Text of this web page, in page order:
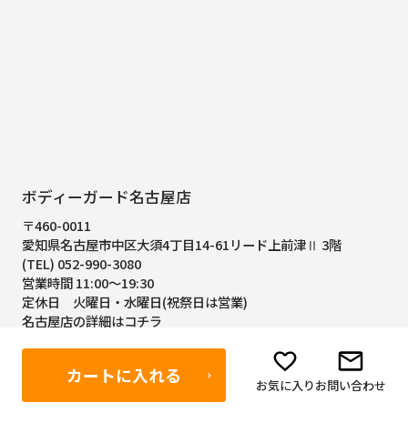
カートに入れる お気に入りお問い合わせ
ボディーガード名古屋店
〒460-0011
愛知県名古屋市中区大須4丁目14-61リード上前津Ⅱ 3階
(TEL) 052-990-3080
営業時間 11:00～19:30
定休日 火曜日・水曜日(祝祭日は営業)
名古屋店の詳細はコチラ